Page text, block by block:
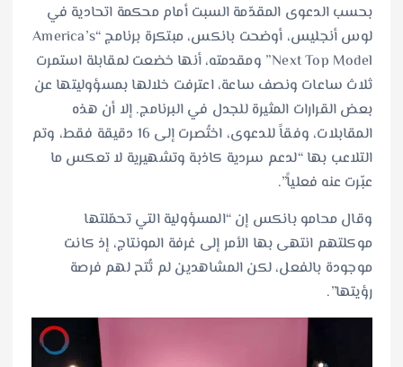
بحسب الدعوى المقدّمة السبت أمام محكمة اتحادية في
لوس أنجليس، أوضحت بانكس، مبتكرة برنامج “America’s
Next Top Model” ومقدمته، أنها خضعت لمقابلة استمرت
ثلاث ساعات ونصف ساعة، اعترفت خلالها بمسؤوليتها عن
بعض القرارات المثيرة للجدل في البرنامج. إلا أن هذه
المقابلات، وفقاً للدعوى، اختُصرت إلى 16 دقيقة فقط، وتم
التلاعب بها “لدعم سردية كاذبة وتشهيرية لا تعكس ما
عبّرت عنه فعلياً”.
وقال محامو بانكس إن “المسؤولية التي تحمّلتها
موكلتهم انتهى بها الأمر إلى غرفة المونتاج، إذ كانت
موجودة بالفعل، لكن المشاهدين لم تُتح لهم فرصة
رؤيتها”.